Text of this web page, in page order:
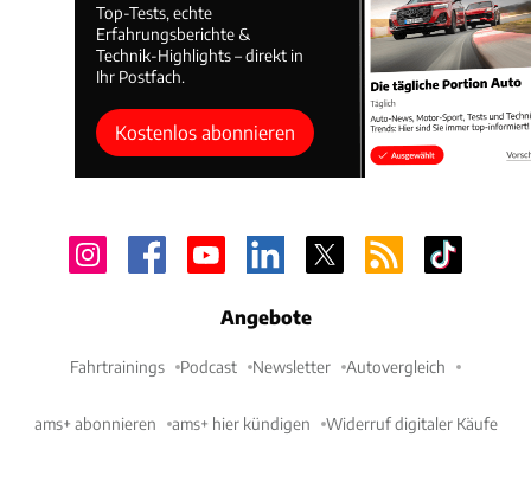
Top-Tests, echte
Erfahrungsberichte &
Technik-Highlights – direkt in
Ihr Postfach.
Kostenlos abonnieren
Angebote
Fahrtrainings Podcast Newsletter Autovergleich
ams+ abonnieren ams+ hier kündigen Widerruf digitaler Käufe